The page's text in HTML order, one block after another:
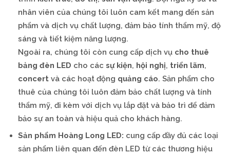
nhân viên của chúng tôi luôn cam kết mang đến sản
phẩm và dịch vụ chất lượng, đảm bảo tính thẩm mỹ, độ
sáng và tiết kiệm năng lượng.
Ngoài ra, chúng tôi còn cung cấp dịch vụ cho thuê
bảng đèn LED cho các sự kiện, hội nghị, triển lãm,
concert và các hoạt động quảng cáo. Sản phẩm cho
thuê của chúng tôi luôn đảm bảo chất lượng và tính
thẩm mỹ, đi kèm với dịch vụ lắp đặt và bảo trì để đảm
bảo sự an toàn và hiệu quả cho khách hàng.
Sản phẩm Hoàng Long LED: cung cấp đầy đủ các loại
sản phẩm liên quan đến đèn LED từ các thương hiệu